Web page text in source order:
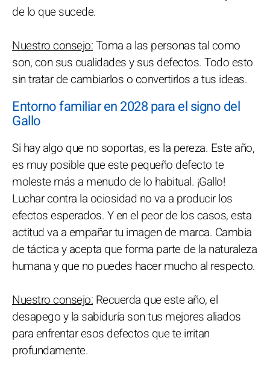
de lo que sucede.
Nuestro consejo:Toma a las personas tal como
son, con sus cualidades y sus defectos. Todo esto
sin tratar de cambiarlos o convertirlos a tus ideas.
Entorno familiar en 2028 para el signo del
Gallo
Si hay algo que no soportas, es la pereza. Este año,
es muy posible que este pequeño defecto te
moleste más a menudo de lo habitual. ¡Gallo!
Luchar contra la ociosidad no va a producir los
efectos esperados. Y en el peor de los casos, esta
actitud va a empañar tu imagen de marca. Cambia
de táctica y acepta que forma parte de la naturaleza
humana y que no puedes hacer mucho al respecto.
Nuestro consejo: Recuerda que este año, el
desapego y la sabiduría son tus mejores aliados
para enfrentar esos defectos que te irritan
profundamente.